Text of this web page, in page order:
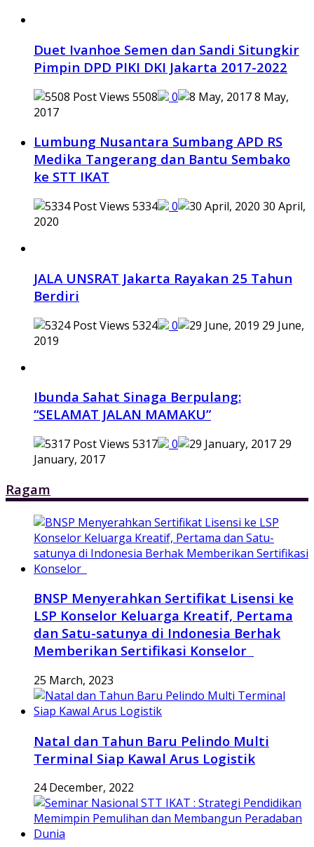
Duet Ivanhoe Semen dan Sandi Situngkir
Pimpin DPD PIKI DKI Jakarta 2017-2022
5508 0
8 May,
2017
Lumbung Nusantara Sumbang APD RS
Medika Tangerang dan Bantu Sembako
ke STT IKAT
5334 0
30 April,
2020
JALA UNSRAT Jakarta Rayakan 25 Tahun
Berdiri
5324 0
29 June,
2019
Ibunda Sahat Sinaga Berpulang:
“SELAMAT JALAN MAMAKU”
5317 0
29
January, 2017
Ragam
BNSP Menyerahkan Sertifikat Lisensi ke
LSP Konselor Keluarga Kreatif, Pertama
dan Satu-satunya di Indonesia Berhak
Memberikan Sertifikasi Konselor
25 March, 2023
Natal dan Tahun Baru Pelindo Multi
Terminal Siap Kawal Arus Logistik
24 December, 2022